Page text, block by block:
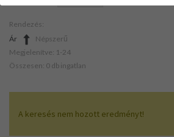
Rendezés:
Ár
Népszerű
Megjelenítve: 1-24
Összesen: 0 db ingatlan
A keresés nem hozott eredményt!